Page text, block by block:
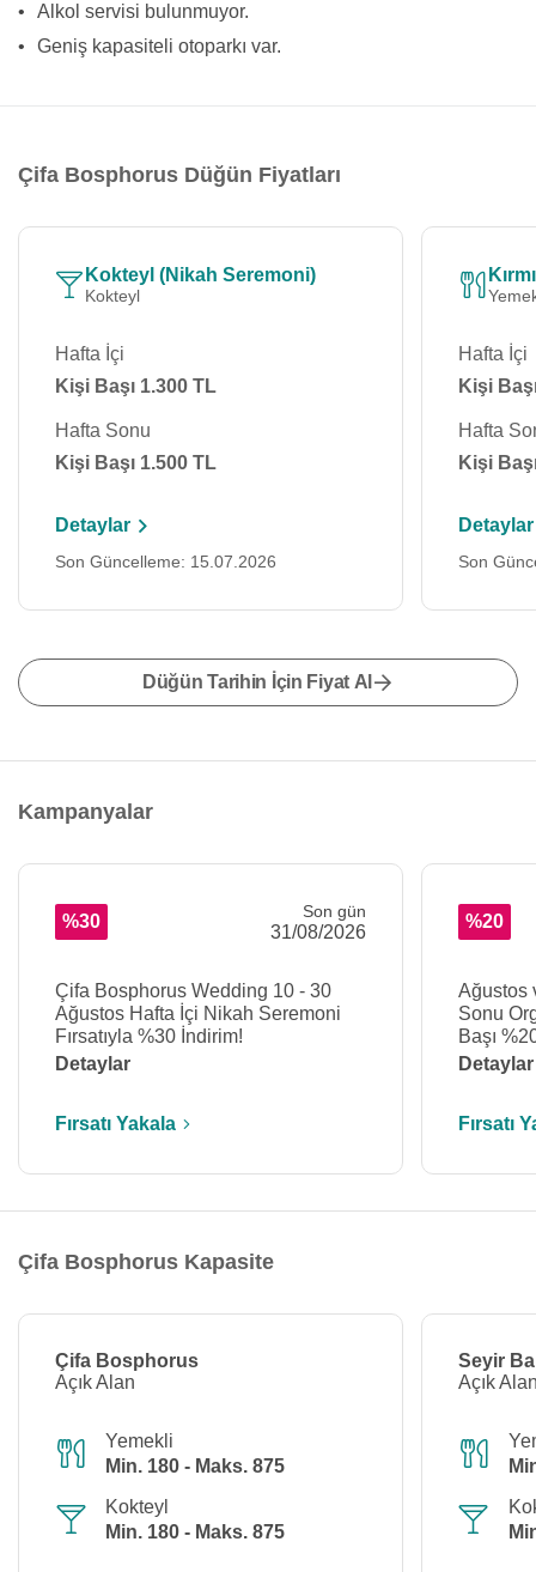
•
Alkol servisi bulunmuyor.
•
Geniş kapasiteli otoparkı var.
Çifa Bosphorus Düğün Fiyatları
Kokteyl (Nikah Seremoni)
Kokteyl
Hafta İçi
Kişi Başı 1.300 TL
Hafta Sonu
Kişi Başı 1.500 TL
Detaylar
Son Güncelleme: 15.07.2026
Hafta İçi
Kişi
Hafta
Kişi
Detaylar
Son
Düğün Tarihin İçin Fiyat Al
Kampanyalar
%30 Son gün
31/08/2026
Çifa Bosphorus Wedding 10 - 30
Ağustos Hafta İçi Nikah Seremoni
Fırsatıyla %30 İndirim!
Detaylar
Fırsatı Yakala
%20
Ağustos
Sonu
Başı
Detaylar
Fırsatı
Çifa Bosphorus Kapasite
Çifa Bosphorus
Açık Alan
Yemekli
Min. 180 - Maks. 875
Kokteyl
Min. 180 - Maks. 875
Seyir
Açık